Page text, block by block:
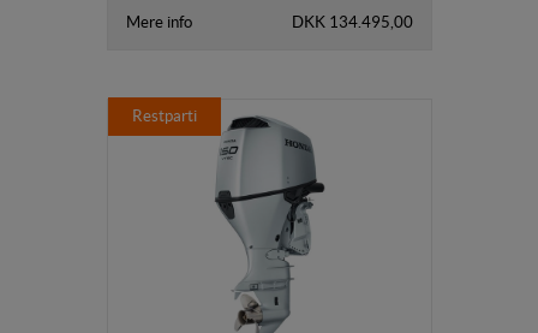
Mere info DKK 134.495,00
Restparti